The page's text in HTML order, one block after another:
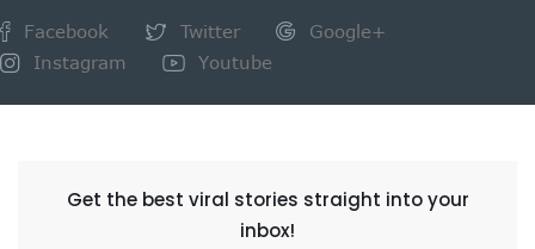
Facebook Twitter
Google+
Instagram
Youtube
Get the best viral stories straight into your
inbox!